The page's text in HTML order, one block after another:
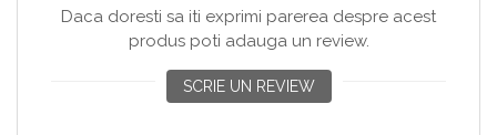
Daca doresti sa iti exprimi parerea despre acest
produs poti adauga un review.
SCRIE UN REVIEW